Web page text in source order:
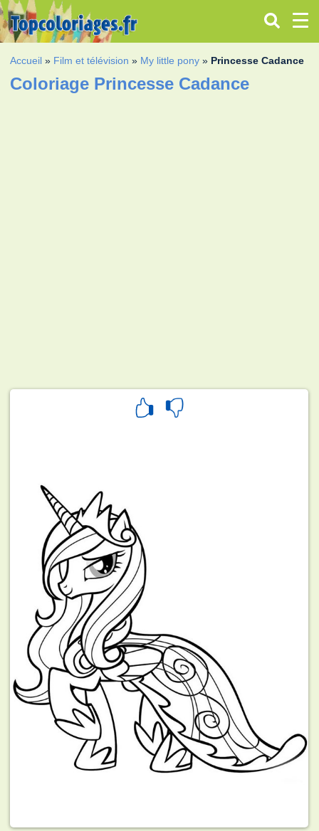
Accueil » Film et télévision » My little pony » Princesse Cadance
Coloriage Princesse Cadance